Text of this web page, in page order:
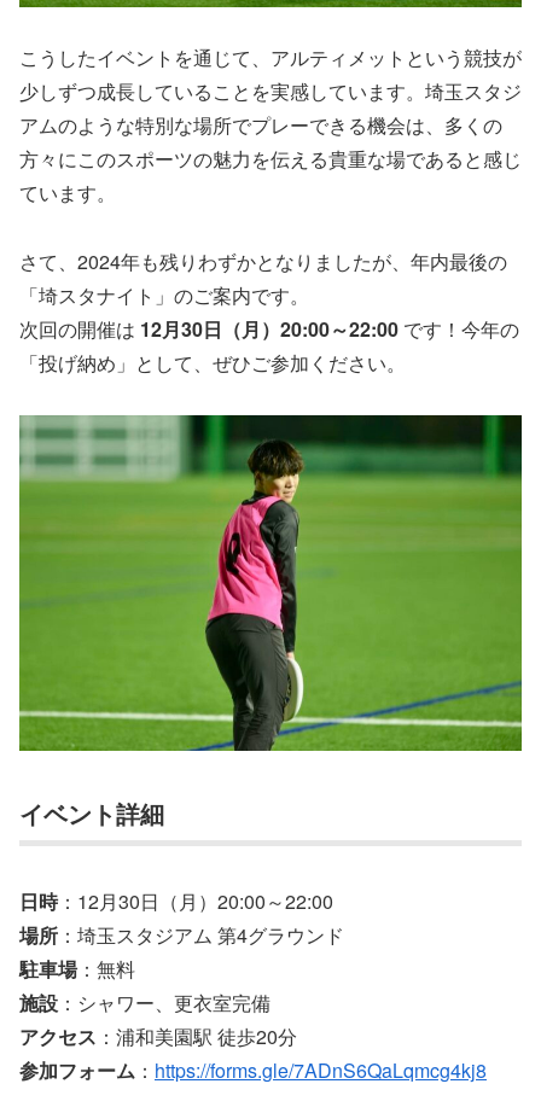
こうしたイベントを通じて、アルティメットという競技が
少しずつ成長していることを実感しています。埼玉スタジ
アムのような特別な場所でプレーできる機会は、多くの
方々にこのスポーツの魅力を伝える貴重な場であると感じ
ています。
さて、2024年も残りわずかとなりましたが、年内最後の
「埼スタナイト」のご案内です。
次回の開催は 12月30日（月）20:00～22:00 です！今年の
「投げ納め」として、ぜひご参加ください。
イベント詳細
日時：12月30日（月）20:00～22:00
場所 ：埼玉スタジアム 第4グラウンド
駐車場：無料
施設 ：シャワー、更衣室完備
アクセス ：浦和美園駅 徒歩20分
参加フォーム ： https://forms.gle/7ADnS6QaLqmcg4kj8